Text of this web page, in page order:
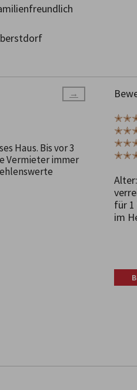
→
Haus. Bis vor 3
Vermieter immer
für 1
im